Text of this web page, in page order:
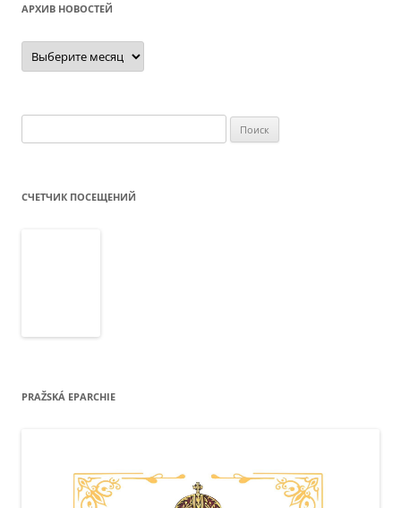
АРХИВ НОВОСТЕЙ
Архив
новостей
СЧЕТЧИК ПОСЕЩЕНИЙ
PRAŽSKÁ EPARCHIE